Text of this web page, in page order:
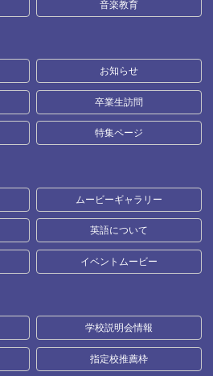
音楽教育
お知らせ
卒業生訪問
特集ページ
ムービーギャラリー
英語について
イベントムービー
学校説明会情報
指定校推薦枠